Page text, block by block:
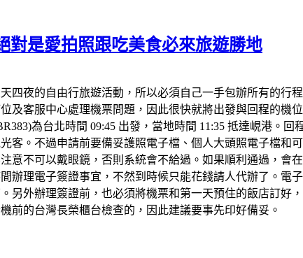
對是愛拍照跟吃美食必來旅遊勝地
四夜的自由行旅遊活動，所以必須自己一手包辦所有的
及客服中心處理機票問題，因此很快就將出發與回程的
為台北時間 09:45 出發，當地時間 11:35 抵達峴港。
客。不過申請前要備妥護照電子檔、個人大頭照電子檔和
意不可以戴眼鏡，否則系統會不給過。如果順利通過，
辦理電子簽證事宜，不然到時候只能花錢請人代辦了。
另外辦理簽證前，也必須將機票和第一天預住的飯店訂
前的台灣長榮櫃台檢查的，因此建議要事先印好備妥。